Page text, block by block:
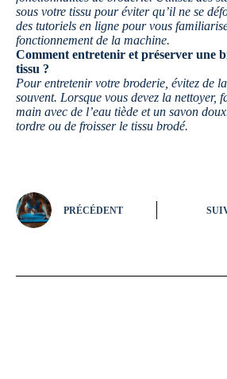
sous votre tissu pour éviter qu’il ne se
des tutoriels en ligne pour vous
fonctionnement de la machine.
Comment entretenir et préserver une
tissu ?
Pour entretenir votre broderie, évitez de
souvent. Lorsque vous devez la nettoyer,
main avec de l’eau tiède et un savon
tordre ou de froisser le tissu brodé.
PRÉCÉDENT